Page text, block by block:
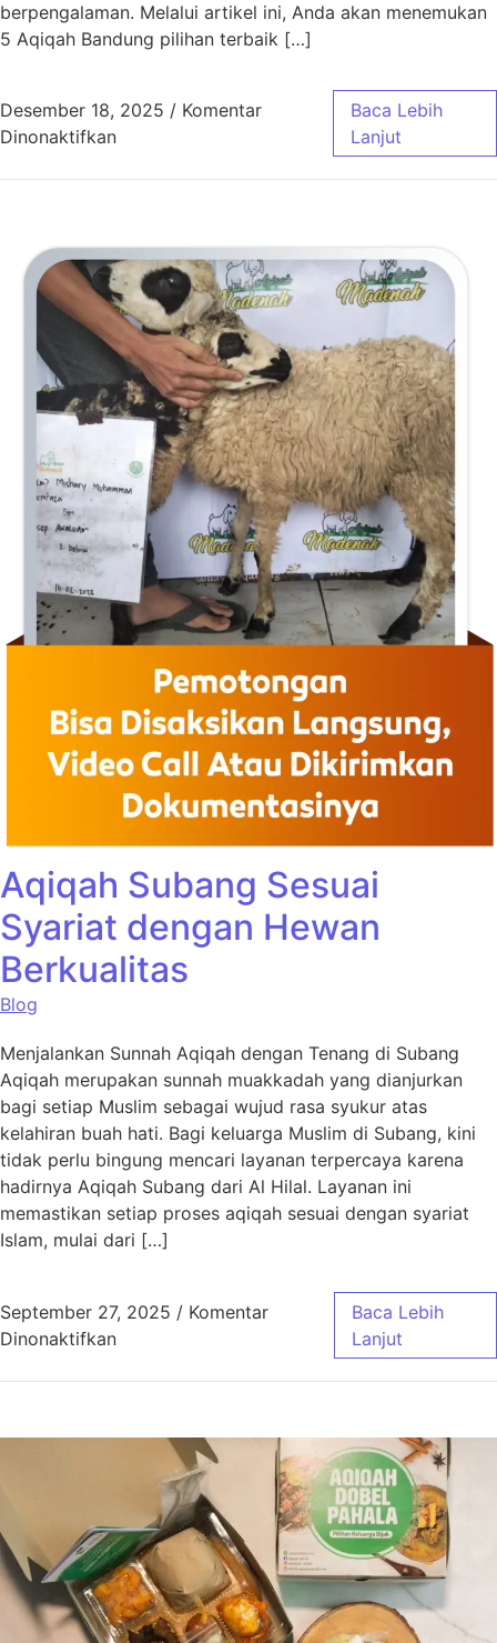
berpengalaman. Melalui artikel ini, Anda akan menemukan
5 Aqiqah Bandung pilihan terbaik […]
Desember 18, 2025 / Komentar
Dinonaktifkanpada 5 Aqiqah Bandung Pilihan Terbaik
Baca Lebih
Lanjut
Aqiqah Subang Sesuai
Syariat dengan Hewan
Berkualitas
Blog
Menjalankan Sunnah Aqiqah dengan Tenang di Subang
Aqiqah merupakan sunnah muakkadah yang dianjurkan
bagi setiap Muslim sebagai wujud rasa syukur atas
kelahiran buah hati. Bagi keluarga Muslim di Subang, kini
tidak perlu bingung mencari layanan terpercaya karena
hadirnya Aqiqah Subang dari Al Hilal. Layanan ini
memastikan setiap proses aqiqah sesuai dengan syariat
Islam, mulai dari […]
September 27, 2025 / Komentar
Dinonaktifkanpada Aqiqah Subang Sesuai Syariat dengan
Baca Lebih
Lanjut